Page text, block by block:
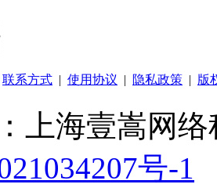
联系方式 | 使用协议 | 隐私政策 | 版
上海壹嵩网
号-1